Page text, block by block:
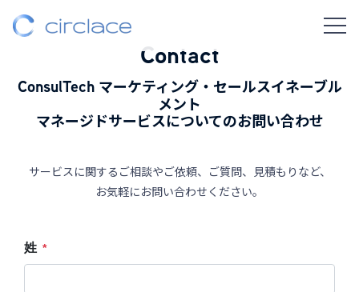
Contact
ConsulTechマーケティング・セールスイネーブル
メント
マネージドサービスについてのお問い合わせ
サービスに関するご相談やご依頼、ご質問、見積もりなど、
お気軽にお問い合わせください。